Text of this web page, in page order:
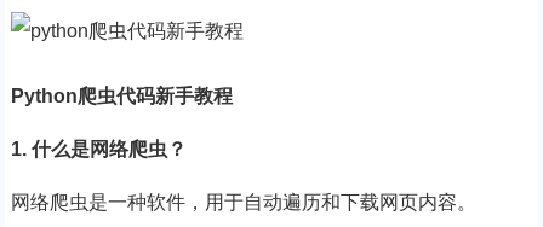
Python爬虫代码新手教程
1. 什么是网络爬虫？
网络爬虫是一种软件，用于自动遍历和下载网页内容。